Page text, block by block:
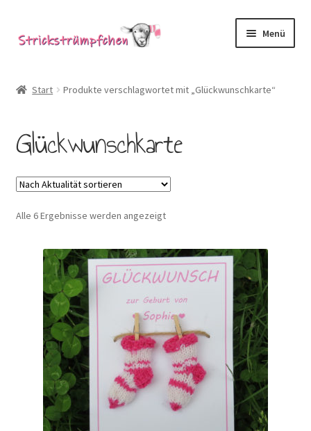
Navigation
Inhalt
Menü
Donegal-Jäckchen & Pullis
Spielhosen & Mützen
Karten
Über Strickstrümpfchen
Service
Kontakt
Start Produkte verschlagwortet mit „Glückwunschkarte“
Glückwunschkarte
Alle 6 Ergebnisse werden angezeigtNach